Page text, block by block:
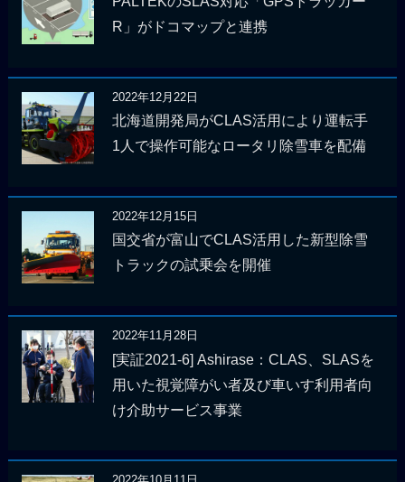
R」がドコマップと連携
2022年12月22日
北海道開発局がCLAS活用により運転手
1人で操作可能なロータリ除雪車を配備
2022年12月15日
国交省が富山でCLAS活用した新型除雪
トラックの試乗会を開催
2022年11月28日
[実証2021-6] Ashirase：CLAS、SLASを
用いた視覚障がい者及び車いす利用者向
け介助サービス事業